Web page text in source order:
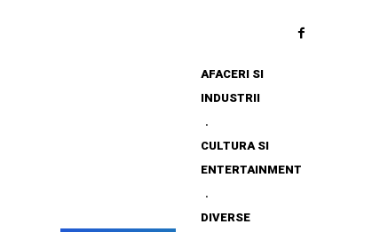
AFACERI SI
INDUSTRII
CULTURA SI
ENTERTAINMENT
DIVERSE